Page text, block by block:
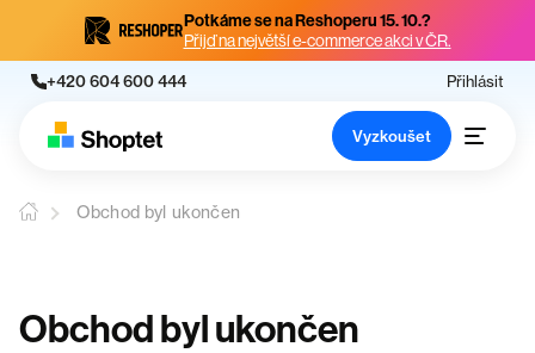
Potkáme se na Reshoperu 15. 10.?
Přijď na největší e-commerce akci v ČR.
+420 604 600 444 Přihlásit
Vyzkoušet
Obchod byl ukončen
Obchod byl ukončen